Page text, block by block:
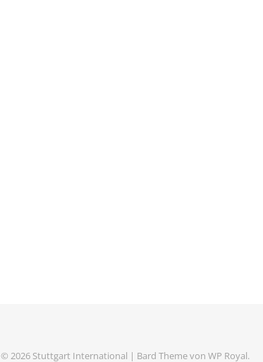
© 2026 Stuttgart International | Bard Theme von WP Royal.